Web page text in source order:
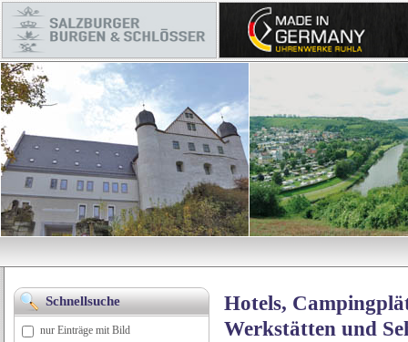
Hotels,
Werkstätten und
Schnellsuche
nur Einträge mit Bild